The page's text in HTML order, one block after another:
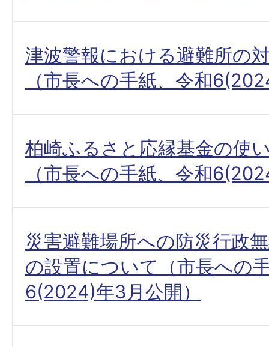
津波警報における避難所の
（市長への手紙、令和
柏崎ふるさと応縁基金の使
（市長への手紙、令和
災害避難場所への防災行政
の設置について（市長への
6(2024)年3月公開）